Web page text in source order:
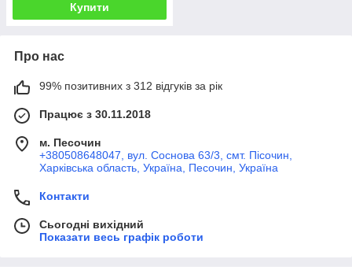
Купити
Про нас
99% позитивних з 312 відгуків за рік
Працює з 30.11.2018
м. Песочин
+380508648047, вул. Соснова 63/3, смт. Пісочин,
Харківська область, Україна, Песочин, Україна
Контакти
Сьогодні вихідний
Показати весь графік роботи